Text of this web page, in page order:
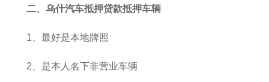
二、乌什汽车抵押贷款抵押车辆
1、最好是本地牌照
2、是本人名下非营业车辆